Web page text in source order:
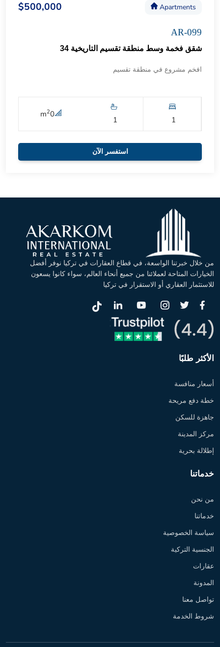
Apartments
$500,000
AR-099
شقق فخمة وسط منطقة تقسيم التاريخية 34
افخم مشروع في منطقة تقسيم
1
1
0
m2
استفسر الآن
من خلال خبرتنا الواسعة، في قطاع العقارات في تركيا نوفر أفضل
الخيارات المتاحة لعملائنا من جميع أنحاء العالم، سواء كانوا يسعون
للاستثمار العقاري أو الاستقرار في تركيا
الأكثر طلبًا
أسعار منافسة
خطة دفع مريحة
جاهزة للسكن
مركز المدينة
إطلالة بحرية
خدماتنا
من نحن
خدماتنا
سياسة الخصوصية
الجنسية التركية
عقارات
المدونة
تواصل معنا
شروط الخدمة